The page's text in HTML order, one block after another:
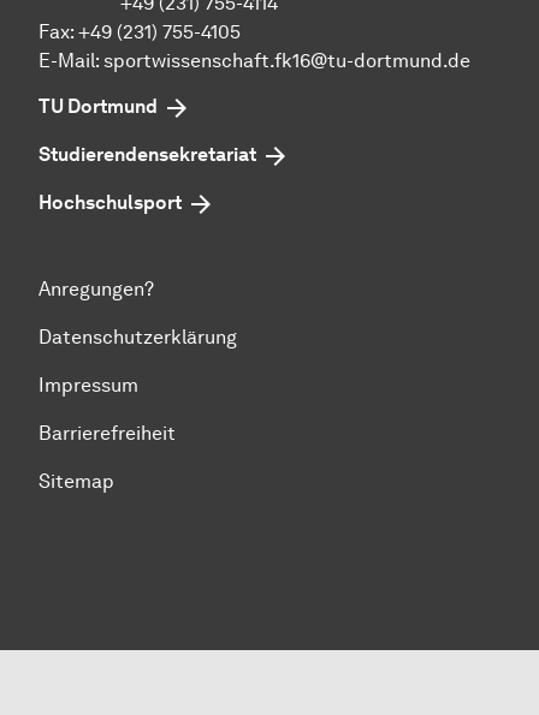
Fax: +49 (231) 755-4105
E-Mail: sportwissenschaft.fk16@tu-dortmund.de
TU Dortmund
Studierendensekretariat
Hochschulsport
Anregungen?
Datenschutzerklärung
Impressum
Barrierefreiheit
Sitemap